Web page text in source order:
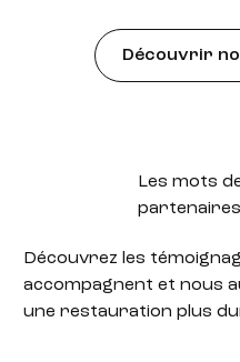
‍Découvrir
Les mots
Découvrez les
accompagnent et nous
une restauration plus